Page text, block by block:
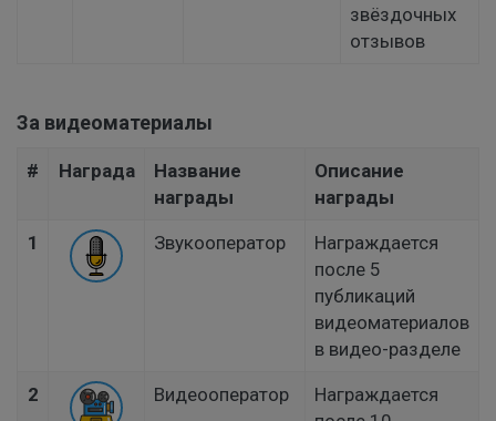
звёздочных
отзывов
За видеоматериалы
# Награда
Название
награды
Описание
награды
1 Звукооператор
Награждается
после 5
публикаций
видеоматериалов
в видео-разделе
2 Видеооператор
Награждается